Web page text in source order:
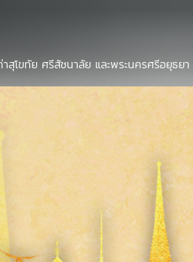
าสุโขทัย ศรีสัชนาลัย และพระนครศรีอยุธยา